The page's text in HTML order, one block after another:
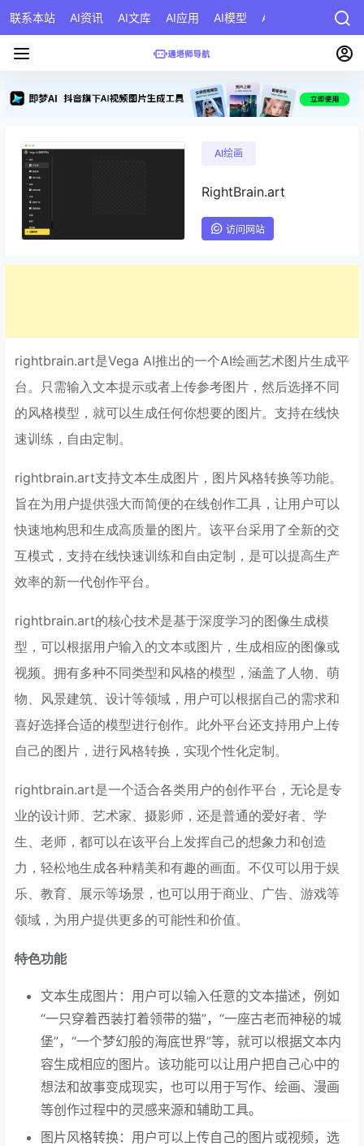
联系本站 AI资讯 AI文库 AI应用 AI模型 AI公司 AI提示词
AI绘画
RightBrain.art
访问网站
rightbrain.art是Vega AI推出的一个AI绘画艺术图片生成平
台。只需输入文本提示或者上传参考图片，然后选择不同
的风格模型，就可以生成任何你想要的图片。支持在线快
速训练，自由定制。
rightbrain.art支持文本生成图片，图片风格转换等功能。
旨在为用户提供强大而简便的在线创作工具，让用户可以
快速地构思和生成高质量的图片。该平台采用了全新的交
互模式，支持在线快速训练和自由定制，是可以提高生产
效率的新一代创作平台。
rightbrain.art的核心技术是基于深度学习的图像生成模
型，可以根据用户输入的文本或图片，生成相应的图像或
视频。拥有多种不同类型和风格的模型，涵盖了人物、萌
物、风景建筑、设计等领域，用户可以根据自己的需求和
喜好选择合适的模型进行创作。此外平台还支持用户上传
自己的图片，进行风格转换，实现个性化定制。
rightbrain.art是一个适合各类用户的创作平台，无论是专
业的设计师、艺术家、摄影师，还是普通的爱好者、学
生、老师，都可以在该平台上发挥自己的想象力和创造
力，轻松地生成各种精美和有趣的画面。不仅可以用于娱
乐、教育、展示等场景，也可以用于商业、广告、游戏等
领域，为用户提供更多的可能性和价值。
特色功能
文本生成图片：用户可以输入任意的文本描述，例如
“一只穿着西装打着领带的猫”，“一座古老而神秘的城
堡”，“一个梦幻般的海底世界”等，就可以根据文本内
容生成相应的图片。该功能可以让用户把自己心中的
想法和故事变成现实，也可以用于写作、绘画、漫画
等创作过程中的灵感来源和辅助工具。
图片风格转换：用户可以上传自己的图片或视频，选